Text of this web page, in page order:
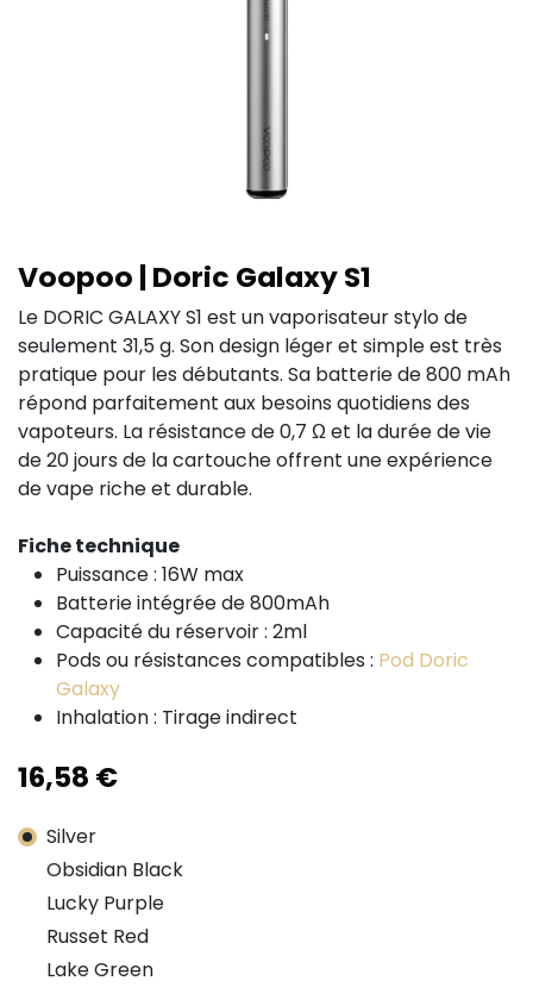
Voopoo | Doric Galaxy S1
Le DORIC GALAXY S1 est un vaporisateur stylo de
seulement 31,5 g. Son design léger et simple est très
pratique pour les débutants. Sa batterie de 800 mAh
répond parfaitement aux besoins quotidiens des
vapoteurs. La résistance de 0,7 Ω et la durée de vie
de 20 jours de la cartouche offrent une expérience
de vape riche et durable.
Fiche technique
Puissance : 16W max
Batterie intégrée de 800mAh
Capacité du réservoir : 2ml
Pods ou résistances compatibles : Pod Doric
Galaxy
Inhalation : Tirage indirect
16,58 €
Silver
Obsidian Black
Lucky Purple
Russet Red
Lake Green